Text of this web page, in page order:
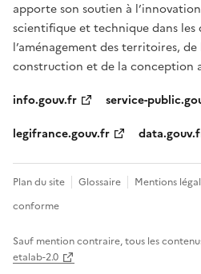
apporte son soutien à
scientifique et technique dans les
l’aménagement des territoires,
construction et de la conception
info.gouv.fr
service-
legifrance.gouv.fr
Plan du site Glossaire Mentions
conforme
Sauf mention contraire, tous les
etalab-2.0